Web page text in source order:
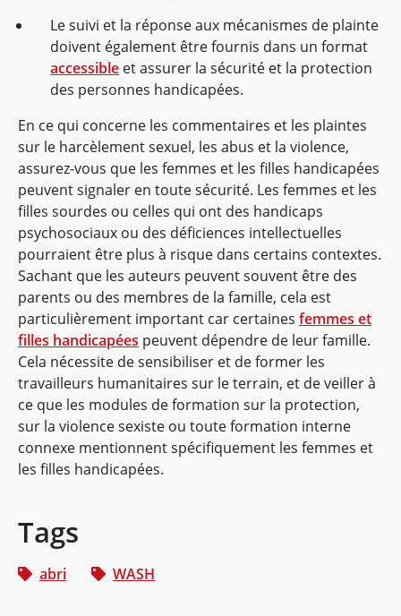
Le suivi et la réponse aux mécanismes de plainte
doivent également être fournis dans un format
accessible et assurer la sécurité et la protection
des personnes handicapées.
En ce qui concerne les commentaires et les plaintes
sur le harcèlement sexuel, les abus et la violence,
assurez-vous que les femmes et les filles handicapées
peuvent signaler en toute sécurité. Les femmes et les
filles sourdes ou celles qui ont des handicaps
psychosociaux ou des déficiences intellectuelles
pourraient être plus à risque dans certains contextes.
Sachant que les auteurs peuvent souvent être des
parents ou des membres de la famille, cela est
particulièrement important car certaines femmes et
filles handicapées peuvent dépendre de leur famille.
Cela nécessite de sensibiliser et de former les
travailleurs humanitaires sur le terrain, et de veiller à
ce que les modules de formation sur la protection,
sur la violence sexiste ou toute formation interne
connexe mentionnent spécifiquement les femmes et
les filles handicapées.
Tags
abri WASH